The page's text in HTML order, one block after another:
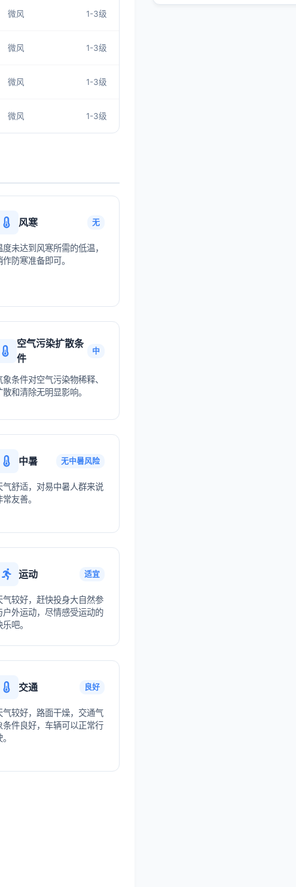
微风 1-3级
微风 1-3级
微风 1-3级
微风 1-3级
风寒 无
度未达到风寒所需的低温，
作防寒准备即可。
空气污染扩散条
件
中
象条件对空气污染物稀释、
散和清除无明显影响。
中暑 无中暑风险
气舒适，对易中暑人群来说
常友善。
运动 适宜
气较好，赶快投身大自然参
户外运动，尽情感受运动的
乐吧。
交通 良好
气较好，路面干燥，交通气
条件良好，车辆可以正常行